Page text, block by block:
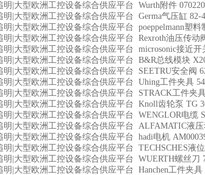
明|大型欧洲工控设备综合供应平台 Wurth附件
明|大型欧洲工控设备综合供应平台 Germa气压缸 82-
明|大型欧洲工控设备综合供应平台 poeppelmann塑料
明|大型欧洲工控设备综合供应平台 Rexroth油压传动
明|大型欧洲工控设备综合供应平台 microsonic接近开
明|大型欧洲工控设备综合供应平台 B&R总线模块
明|大型欧洲工控设备综合供应平台 SEETRU安全阀
明|大型欧洲工控设备综合供应平台 Uhing工件夹具
明|大型欧洲工控设备综合供应平台 STRACK工件夹
明|大型欧洲工控设备综合供应平台 Knoll齿轮泵 TG
明|大型欧洲工控设备综合供应平台 WENGLOR电缆
明|大型欧洲工控设备综合供应平台 ALFAMATIC液压
明|大型欧洲工控设备综合供应平台 hadi电机
明|大型欧洲工控设备综合供应平台 TECHSCHES液
明|大型欧洲工控设备综合供应平台 WUERTH螺丝刀
明|大型欧洲工控设备综合供应平台 Hanchen工件夹具